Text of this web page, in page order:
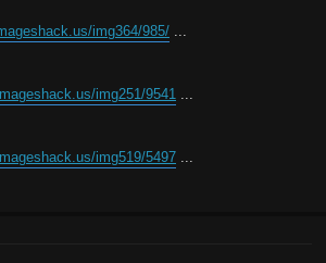
img364/985/ ...
img251/9541 ...
img519/5497 ...